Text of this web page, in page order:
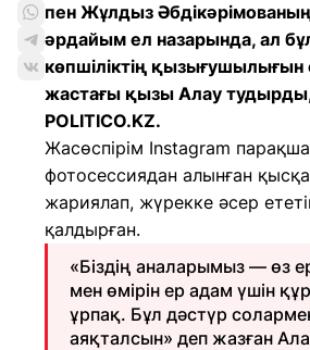
пен Жұлдыз
әрдайым ел назарында, ал
көпшіліктің
жастағы қызы Алау
POLITICO.KZ.
Жасөспірім Instagram
фотосессиядан алынған
жариялап, жүрекке әсер
қалдырған.
«Біздің аналарымыз — өз
мен өмірін ер адам үшін
ұрпақ. Бұл дәстүр
аяқталсын» деп жазған